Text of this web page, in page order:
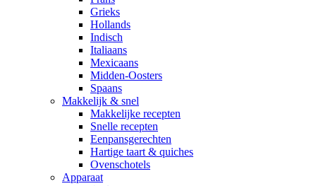
Grieks
Hollands
Indisch
Italiaans
Mexicaans
Midden-Oosters
Spaans
Makkelijk & snel
Makkelijke recepten
Snelle recepten
Eenpansgerechten
Hartige taart & quiches
Ovenschotels
Apparaat